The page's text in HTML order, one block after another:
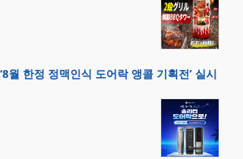
월 한정 정맥인식 도어락 앵콜 기획전’ 실시